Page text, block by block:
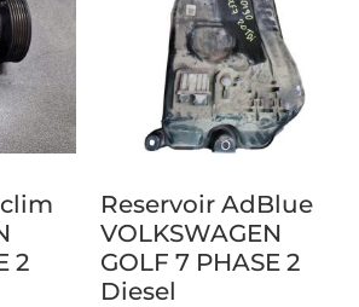
2
Reservoir AdBlue
VOLKSWAGEN
GOLF 7 PHASE 2
Diesel